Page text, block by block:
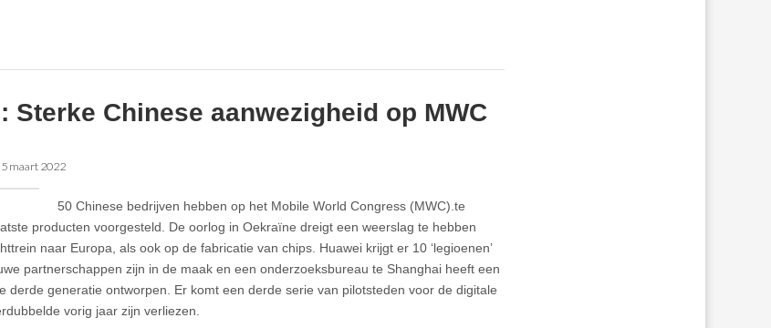
Sterke Chinese aanwezigheid op MWC
5 maart 2022
50 Chinese bedrijven hebben op het Mobile World Congress (MWC).te
producten voorgesteld. De oorlog in Oekraïne dreigt een weerslag te hebben
naar Europa, als ook op de fabricatie van chips. Huawei krijgt er 10 ‘legioenen’
partnerschappen zijn in de maak en een onderzoeksbureau te Shanghai heeft een
derde generatie ontworpen. Er komt een derde serie van pilotsteden voor de digitale
vorig jaar zijn verliezen.